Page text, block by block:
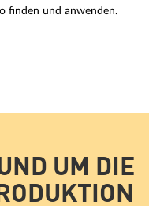
finden und anwenden.
UM DIE